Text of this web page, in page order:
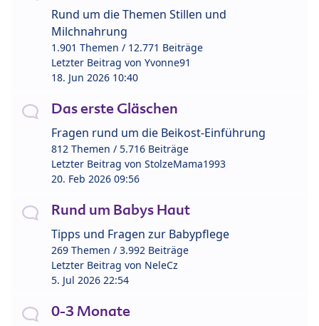
Rund um die Themen Stillen und
Milchnahrung
1.901 Themen / 12.771 Beiträge
Letzter Beitrag von Yvonne91
18. Jun 2026 10:40
Das erste Gläschen
Fragen rund um die Beikost-Einführung
812 Themen / 5.716 Beiträge
Letzter Beitrag von StolzeMama1993
20. Feb 2026 09:56
Rund um Babys Haut
Tipps und Fragen zur Babypflege
269 Themen / 3.992 Beiträge
Letzter Beitrag von NeleCz
5. Jul 2026 22:54
0-3 Monate